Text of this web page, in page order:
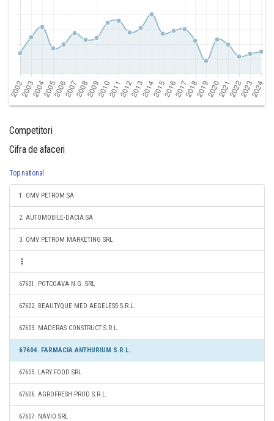
Competitori
Cifra de afaceri
Top national
1. OMV PETROM SA
2. AUTOMOBILE-DACIA SA
3. OMV PETROM MARKETING SRL
67601. POTCOAVA N.G. SRL
67602. BEAUTYQUE MED AEGELESS S.R.L.
67603. MADERAS CONSTRUCT S.R.L.
67604. FARMACIA ANTHURIUM S.R.L.
67605. LARY FOOD SRL
67606. AGROFRESH PROD S.R.L.
67607. NAVIO SRL